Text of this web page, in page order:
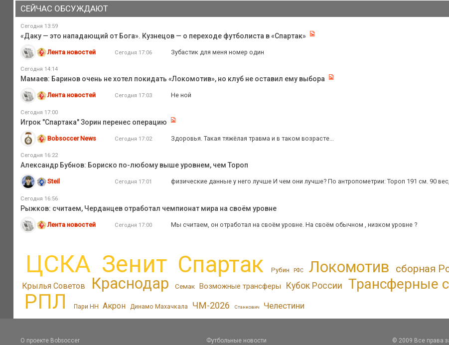
СЕЙЧАС ОБСУЖДАЮТ
Сегодня 13:59
«Даку — это нападающий от Бога». Кузнецов — о переходе футболиста в «Спартак»
Лента новостей Сегодня 17:06 Зубастик для меня номер один
Сегодня 14:14
Мамаев: Баринов очень не хотел покидать «Локомотив», но клуб не оставил ему выбора
Лента новостей Сегодня 17:03 Не ной
Сегодня 17:00
Игрок "Спартака" Зорин перенес операцию
Bobsoccer News Сегодня 17:02 Здоровья. Такая тяжёлая травма и в таком возрасте...
Сегодня 16:22
Александр Бубнов: Бориско по-любому выше уровнем, чем Тороп
Steil Сегодня 17:01 физические данные у него лучше И чем они лучше? По антропометрии: Тороп 191 см. 90
Сегодня 16:56
Рыжков: считаем, Черданцев отработал чемпионат мира на своём уровне
Лента новостей Сегодня 17:00 Мы считаем, он отработал на своём уровне. На своём обычном , низком уровне ?
ЦСКА Зенит Спартак Рубин РФС Локомотив сборная
Крылья Советов Краснодар Семак Возможные трансферы Кубок России Трансферные
РПЛ Пари НН Акрон Динамо Махачкала ЧМ-2026 Станкович Челестини
О проекте Bobsoccer Футбольные новости © 2009 Все права